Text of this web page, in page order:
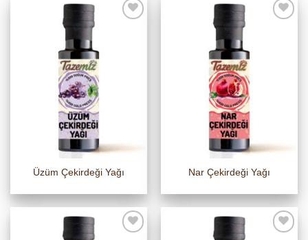
Üzüm Çekirdeği Yağı Nar Çekirdeği Yağı